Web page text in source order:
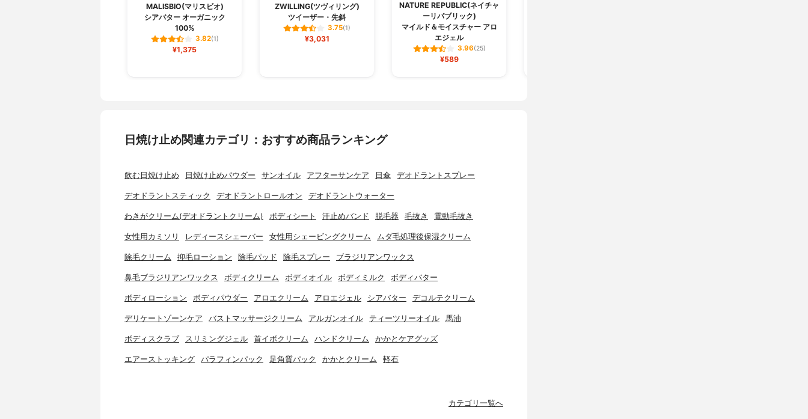
MALISBIO(マリスビオ)
シアバター オーガニック
100%
3.82(1)
¥1,375
ZWILLING(ツヴィリング)
ツイーザー・先斜
3.75(1)
¥3,031
NATURE REPUBLIC(ネイチャ
ーリパブリック)
マイルド＆モイスチャー アロ
エジェル
3.96(25)
¥589
日焼け止め関連カテゴリ：おすすめ商品ランキング
飲む日焼け止め 日焼け止めパウダー サンオイル アフターサンケア 日傘 デオドラントスプレー
デオドラントスティック デオドラントロールオン デオドラントウォーター
わきがクリーム(デオドラントクリーム) ボディシート 汗止めバンド 脱毛器 毛抜き 電動毛抜き
女性用カミソリ レディースシェーバー 女性用シェービングクリーム ムダ毛処理後保湿クリーム
除毛クリーム 抑毛ローション 除毛パッド 除毛スプレー ブラジリアンワックス
鼻毛ブラジリアンワックス ボディクリーム ボディオイル ボディミルク ボディバター
ボディローション ボディパウダー アロエクリーム アロエジェル シアバター デコルテクリーム
デリケートゾーンケア バストマッサージクリーム アルガンオイル ティーツリーオイル 馬油
ボディスクラブ スリミングジェル 首イボクリーム ハンドクリーム かかとケアグッズ
エアーストッキング パラフィンパック 足角質パック かかとクリーム 軽石
カテゴリ一覧へ